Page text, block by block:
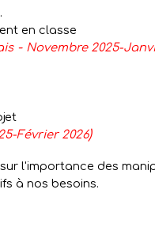
en classe
- Novembre 2025-
Février 2026)
l'importance des
à nos besoins.